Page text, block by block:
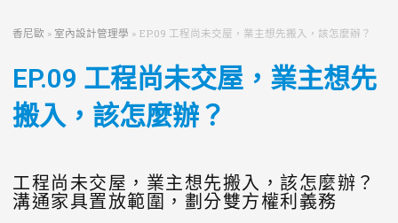
香尼歐 » 室內設計管理學 » EP.09 工程尚未交屋，業主想先搬入，該怎麼辦？
EP.09 工程尚未交屋，業主想先
搬入，該怎麼辦？
工程尚未交屋，業主想先搬入，該怎麼辦？
溝通家具置放範圍，劃分雙方權利義務